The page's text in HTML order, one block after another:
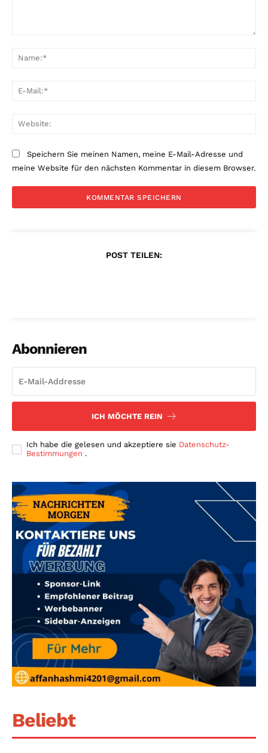
Speichern Sie meinen Namen, meine E-Mail-Adresse und
meine Website für den nächsten Kommentar in diesem Browser.
POST TEILEN:
Abonnieren
ICH MÖCHTE REIN
Ich habe die gelesen und akzeptiere sie Datenschutz-
Bestimmungen .
Beliebt